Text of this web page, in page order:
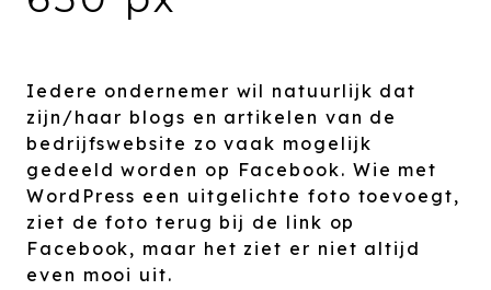
Iedere ondernemer wil natuurlijk dat
zijn/haar blogs en artikelen van de
bedrijfswebsite zo vaak mogelijk
gedeeld worden op Facebook. Wie met
WordPress een uitgelichte foto toevoegt,
ziet de foto terug bij de link op
Facebook, maar het ziet er niet altijd
even mooi uit.